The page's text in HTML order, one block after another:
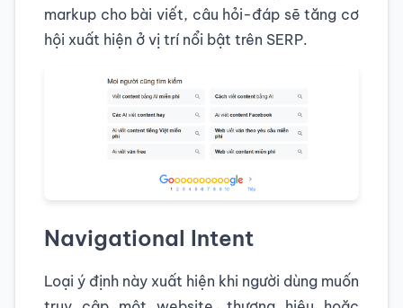
markup cho bài viết, câu hỏi-đáp sẽ tăng cơ
hội xuất hiện ở vị trí nổi bật trên SERP.
Navigational Intent
Loại ý định này xuất hiện khi người dùng muốn